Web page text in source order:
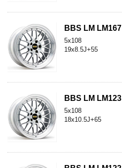
BBS LM LM167
5x108
19x8.5J+55
BBS LM LM123
5x108
18x10.5J+65